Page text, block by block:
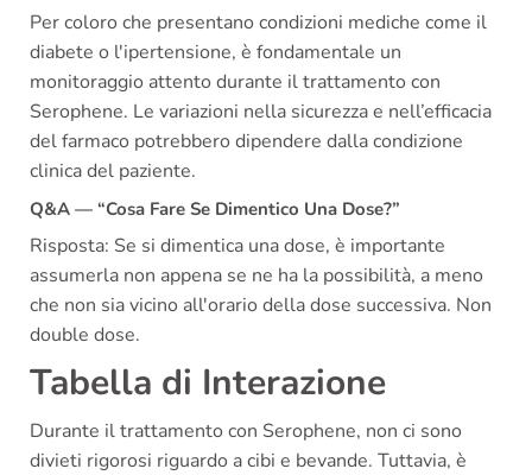
Per coloro che presentano condizioni mediche come il
diabete o l'ipertensione, è fondamentale un
monitoraggio attento durante il trattamento con
Serophene. Le variazioni nella sicurezza e nell’efficacia
del farmaco potrebbero dipendere dalla condizione
clinica del paziente.
Q&A — “Cosa Fare Se Dimentico Una Dose?”
Risposta: Se si dimentica una dose, è importante
assumerla non appena se ne ha la possibilità, a meno
che non sia vicino all'orario della dose successiva. Non
double dose.
Tabella di Interazione
Durante il trattamento con Serophene, non ci sono
divieti rigorosi riguardo a cibi e bevande. Tuttavia, è